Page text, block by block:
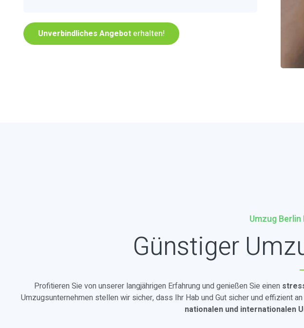
Unverbindliches Angebot erhalten!
Umzug
Günstiger
Profitieren Sie von unserer langjährigen Erfahrung und genießen Sie einen
Umzugsunternehmen stellen wir sicher, dass Ihr Hab und Gut sicher und effizient
nationalen und internationalen